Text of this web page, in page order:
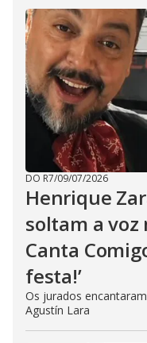
DO R7/09/07/2026
Henrique
soltam a voz
Canta
festa!’
Os jurados encantaram
Agustín Lara